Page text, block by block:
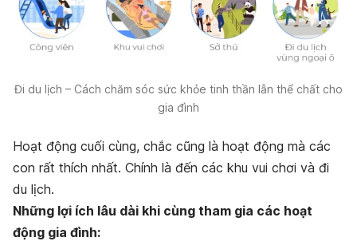
Đi du lịch – Cách chăm sóc sức khỏe tinh thần lẫn thể chất cho
gia đình
Hoạt động cuối cùng, chắc cũng là hoạt động mà các
con rất thích nhất. Chính là đến các khu vui chơi và đi
du lịch.
Những lợi ích lâu dài khi cùng tham gia các hoạt
động gia đình: